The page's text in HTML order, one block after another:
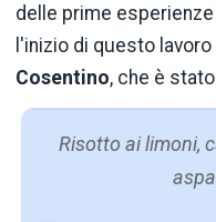
delle prime
l'inizio di questo
Cosentino, che è
Risotto ai limoni,